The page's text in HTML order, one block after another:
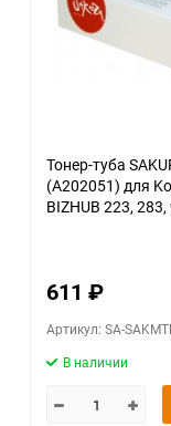
Тонер-туба
(A202051) для
BIZHUB 223,
611 ₽
Артикул: SA-
В наличии